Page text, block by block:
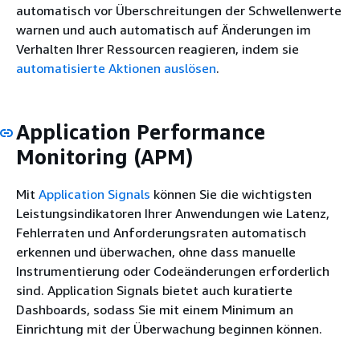
automatisch vor Überschreitungen der Schwellenwerte
warnen und auch automatisch auf Änderungen im
Verhalten Ihrer Ressourcen reagieren, indem sie
automatisierte Aktionen auslösen.
Application Performance
Monitoring (APM)
Mit Application Signals können Sie die wichtigsten
Leistungsindikatoren Ihrer Anwendungen wie Latenz,
Fehlerraten und Anforderungsraten automatisch
erkennen und überwachen, ohne dass manuelle
Instrumentierung oder Codeänderungen erforderlich
sind. Application Signals bietet auch kuratierte
Dashboards, sodass Sie mit einem Minimum an
Einrichtung mit der Überwachung beginnen können.